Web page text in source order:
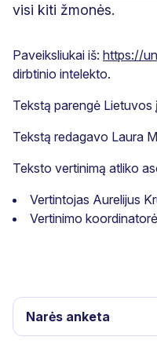
visi kiti žmonės.
Paveiksliukai iš: https://
dirbtinio intelekto.
Tekstą parengė
Tekstą redagavo Laura
Teksto vertinimą atliko
Vertintojas Aurelijus
Vertinimo
Narės anketa